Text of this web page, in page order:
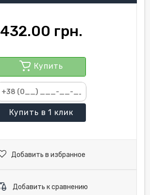
432.00 грн.
Купить
Купить в 1 клик
Добавить в избранное
Добавить к сравнению